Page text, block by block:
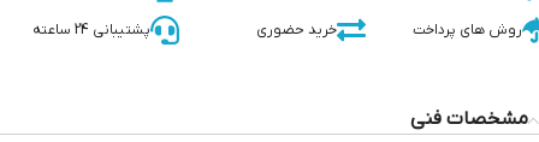
روش های پرداخت خرید حضوری پشتیبانی 24 ساعته
مشخصات فنی